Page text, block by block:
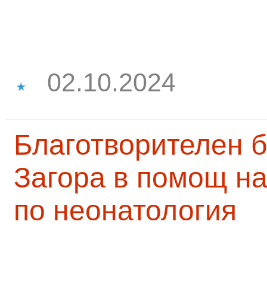
02.10.2024
Благотворителен
Загора в помощ
по неонатология